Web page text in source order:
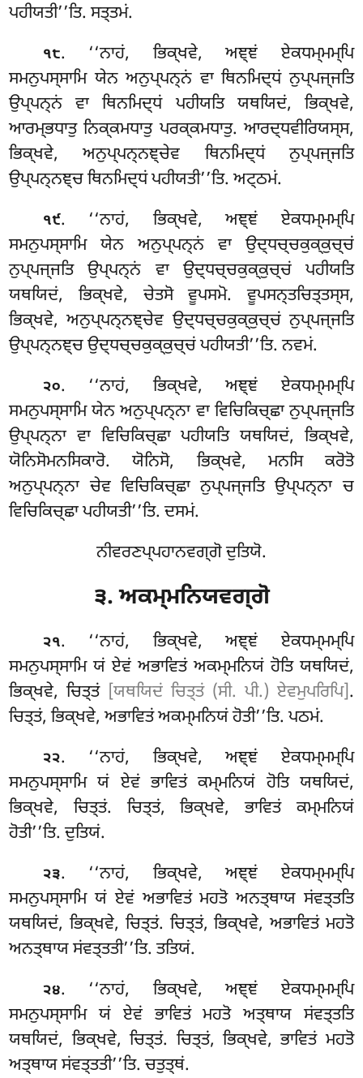
ਪਹੀਯਤੀ’’ਤਿ. ਸਤ੍ਤਮਂ.
੧੮. ‘‘ਨਾਹਂ, ਭਿਕ੍ਖਵੇ, ਅਞ੍ਞਂ ਏਕਧਮ੍ਮਮ੍ਪਿ
ਸਮਨੁਪਸ੍ਸਾਮਿ ਯੇਨ ਅਨੁਪ੍ਪਨ੍ਨਂ ਵਾ ਥਿਨਮਿਦ੍ਧਂ ਨੁਪ੍ਪਜ੍ਜਤਿ
ਉਪ੍ਪਨ੍ਨਂ ਵਾ ਥਿਨਮਿਦ੍ਧਂ ਪਹੀਯਤਿ ਯਥਯਿਦਂ, ਭਿਕ੍ਖਵੇ,
ਆਰਮ੍ਭਧਾਤੁ ਨਿਕ੍ਕਮਧਾਤੁ ਪਰਕ੍ਕਮਧਾਤੁ. ਆਰਦ੍ਧਵੀਰਿਯਸ੍ਸ,
ਭਿਕ੍ਖਵੇ, ਅਨੁਪ੍ਪਨ੍ਨਞ੍ਚੇਵ ਥਿਨਮਿਦ੍ਧਂ ਨੁਪ੍ਪਜ੍ਜਤਿ
ਉਪ੍ਪਨ੍ਨਞ੍ਚ ਥਿਨਮਿਦ੍ਧਂ ਪਹੀਯਤੀ’’ਤਿ. ਅਟ੍ਠਮਂ.
੧੯. ‘‘ਨਾਹਂ, ਭਿਕ੍ਖਵੇ, ਅਞ੍ਞਂ ਏਕਧਮ੍ਮਮ੍ਪਿ
ਸਮਨੁਪਸ੍ਸਾਮਿ ਯੇਨ ਅਨੁਪ੍ਪਨ੍ਨਂ ਵਾ ਉਦ੍ਧਚ੍ਚਕੁਕ੍ਕੁਚ੍ਚਂ
ਨੁਪ੍ਪਜ੍ਜਤਿ ਉਪ੍ਪਨ੍ਨਂ ਵਾ ਉਦ੍ਧਚ੍ਚਕੁਕ੍ਕੁਚ੍ਚਂ ਪਹੀਯਤਿ
ਯਥਯਿਦਂ, ਭਿਕ੍ਖਵੇ, ਚੇਤਸੋ ਵੂਪਸਮੋ. ਵੂਪਸਨ੍ਤਚਿਤ੍ਤਸ੍ਸ,
ਭਿਕ੍ਖਵੇ, ਅਨੁਪ੍ਪਨ੍ਨਞ੍ਚੇਵ ਉਦ੍ਧਚ੍ਚਕੁਕ੍ਕੁਚ੍ਚਂ ਨੁਪ੍ਪਜ੍ਜਤਿ
ਉਪ੍ਪਨ੍ਨਞ੍ਚ ਉਦ੍ਧਚ੍ਚਕੁਕ੍ਕੁਚ੍ਚਂ ਪਹੀਯਤੀ’’ਤਿ. ਨਵਮਂ.
੨੦. ‘‘ਨਾਹਂ, ਭਿਕ੍ਖਵੇ, ਅਞ੍ਞਂ ਏਕਧਮ੍ਮਮ੍ਪਿ
ਸਮਨੁਪਸ੍ਸਾਮਿਯੇਨ ਅਨੁਪ੍ਪਨ੍ਨਾ ਵਾ ਵਿਚਿਕਿਚ੍ਛਾ ਨੁਪ੍ਪਜ੍ਜਤਿ
ਉਪ੍ਪਨ੍ਨਾ ਵਾ ਵਿਚਿਕਿਚ੍ਛਾ ਪਹੀਯਤਿ ਯਥਯਿਦਂ, ਭਿਕ੍ਖਵੇ,
ਯੋਨਿਸੋਮਨਸਿਕਾਰੋ. ਯੋਨਿਸੋ, ਭਿਕ੍ਖਵੇ, ਮਨਸਿ ਕਰੋਤੋ
ਅਨੁਪ੍ਪਨ੍ਨਾ ਚੇਵ ਵਿਚਿਕਿਚ੍ਛਾ ਨੁਪ੍ਪਜ੍ਜਤਿ ਉਪ੍ਪਨ੍ਨਾ ਚ
ਵਿਚਿਕਿਚ੍ਛਾ ਪਹੀਯਤੀ’’ਤਿ. ਦਸਮਂ.
ਨੀਵਰਣਪ੍ਪਹਾਨਵਗ੍ਗੋ ਦੁਤਿਯੋ.
੩. ਅਕਮ੍ਮਨਿਯਵਗ੍ਗੋ
੨੧. ‘‘ਨਾਹਂ, ਭਿਕ੍ਖਵੇ, ਅਞ੍ਞਂ ਏਕਧਮ੍ਮਮ੍ਪਿ
ਸਮਨੁਪਸ੍ਸਾਮਿ ਯਂ ਏਵਂ ਅਭਾਵਿਤਂਅਕਮ੍ਮਨਿਯਂ ਹੋਤਿ ਯਥਯਿਦਂ,
ਭਿਕ੍ਖਵੇ, ਚਿਤ੍ਤਂ [ਯਥਯਿਦਂ ਚਿਤ੍ਤਂ (ਸੀ. ਪੀ.) ਏਵਮੁਪਰਿਪਿ].
ਚਿਤ੍ਤਂ, ਭਿਕ੍ਖਵੇ, ਅਭਾਵਿਤਂ ਅਕਮ੍ਮਨਿਯਂ ਹੋਤੀ’’ਤਿ. ਪਠਮਂ.
੨੨. ‘‘ਨਾਹਂ, ਭਿਕ੍ਖਵੇ, ਅਞ੍ਞਂ ਏਕਧਮ੍ਮਮ੍ਪਿ
ਸਮਨੁਪਸ੍ਸਾਮਿ ਯਂ ਏਵਂ ਭਾਵਿਤਂ ਕਮ੍ਮਨਿਯਂ ਹੋਤਿ ਯਥਯਿਦਂ,
ਭਿਕ੍ਖਵੇ, ਚਿਤ੍ਤਂ. ਚਿਤ੍ਤਂ, ਭਿਕ੍ਖਵੇ, ਭਾਵਿਤਂ ਕਮ੍ਮਨਿਯਂ
ਹੋਤੀ’’ਤਿ. ਦੁਤਿਯਂ.
੨੩. ‘‘ਨਾਹਂ, ਭਿਕ੍ਖਵੇ, ਅਞ੍ਞਂ ਏਕਧਮ੍ਮਮ੍ਪਿ
ਸਮਨੁਪਸ੍ਸਾਮਿ ਯਂ ਏਵਂ ਅਭਾਵਿਤਂ ਮਹਤੋ ਅਨਤ੍ਥਾਯ ਸਂਵਤ੍ਤਤਿ
ਯਥਯਿਦਂ, ਭਿਕ੍ਖਵੇ, ਚਿਤ੍ਤਂ. ਚਿਤ੍ਤਂ, ਭਿਕ੍ਖਵੇ, ਅਭਾਵਿਤਂ ਮਹਤੋ
ਅਨਤ੍ਥਾਯ ਸਂਵਤ੍ਤਤੀ’’ਤਿ. ਤਤਿਯਂ.
੨੪. ‘‘ਨਾਹਂ, ਭਿਕ੍ਖਵੇ, ਅਞ੍ਞਂ ਏਕਧਮ੍ਮਮ੍ਪਿ
ਸਮਨੁਪਸ੍ਸਾਮਿ ਯਂ ਏਵਂ ਭਾਵਿਤਂ ਮਹਤੋ ਅਤ੍ਥਾਯ ਸਂਵਤ੍ਤਤਿ
ਯਥਯਿਦਂ, ਭਿਕ੍ਖਵੇ, ਚਿਤ੍ਤਂ. ਚਿਤ੍ਤਂ, ਭਿਕ੍ਖਵੇ, ਭਾਵਿਤਂ ਮਹਤੋ
ਅਤ੍ਥਾਯ ਸਂਵਤ੍ਤਤੀ’’ਤਿ. ਚਤੁਤ੍ਥਂ.